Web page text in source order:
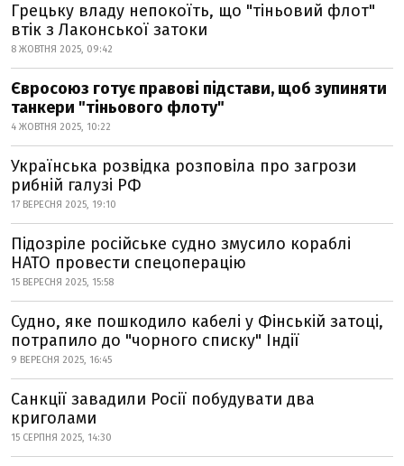
Грецьку владу непокоїть, що "тіньовий флот"
втік з Лаконської затоки
8 ЖОВТНЯ 2025, 09:42
Євросоюз готує правові підстави, щоб зупиняти
танкери "тіньового флоту"
4 ЖОВТНЯ 2025, 10:22
Українська розвідка розповіла про загрози
рибній галузі РФ
17 ВЕРЕСНЯ 2025, 19:10
Підозріле російське судно змусило кораблі
НАТО провести спецоперацію
15 ВЕРЕСНЯ 2025, 15:58
Судно, яке пошкодило кабелі у Фінській затоці,
потрапило до "чорного списку" Індії
9 ВЕРЕСНЯ 2025, 16:45
Санкції завадили Росії побудувати два
криголами
15 СЕРПНЯ 2025, 14:30